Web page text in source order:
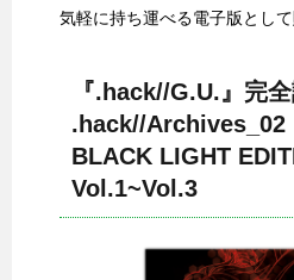
気軽に持ち運べる電子版として
『.hack//G.U.』完
.hack//
BLACK LIGHT
Vol.1~Vol.3